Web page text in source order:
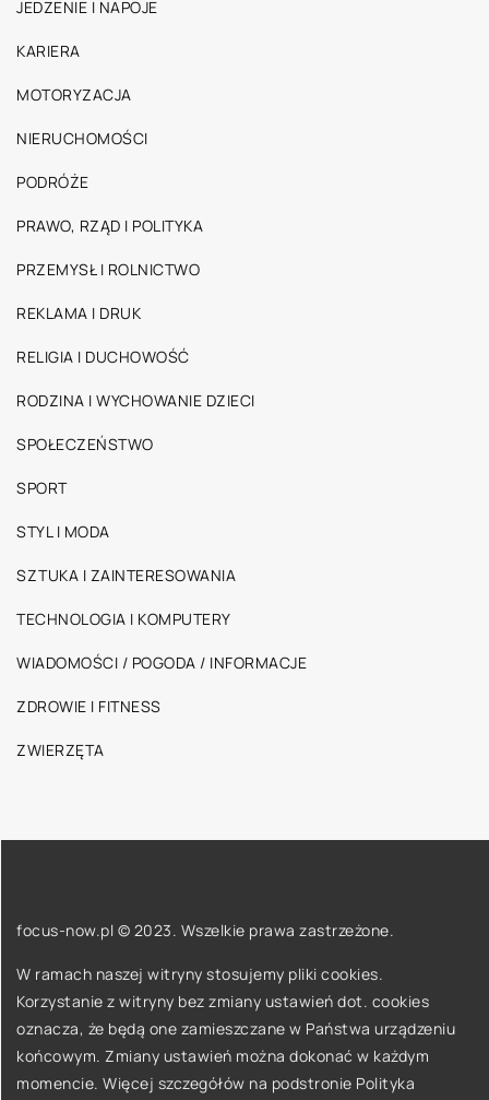
JEDZENIE I NAPOJE
KARIERA
MOTORYZACJA
NIERUCHOMOŚCI
PODRÓŻE
PRAWO, RZĄD I POLITYKA
PRZEMYSŁ I ROLNICTWO
REKLAMA I DRUK
RELIGIA I DUCHOWOŚĆ
RODZINA I WYCHOWANIE DZIECI
SPOŁECZEŃSTWO
SPORT
STYL I MODA
SZTUKA I ZAINTERESOWANIA
TECHNOLOGIA I KOMPUTERY
WIADOMOŚCI / POGODA / INFORMACJE
ZDROWIE I FITNESS
ZWIERZĘTA
focus-now.pl © 2023. Wszelkie prawa zastrzeżone.
W ramach naszej witryny stosujemy pliki cookies.
Korzystanie z witryny bez zmiany ustawień dot. cookies
oznacza, że będą one zamieszczane w Państwa urządzeniu
końcowym. Zmiany ustawień można dokonać w każdym
momencie. Więcej szczegółów na podstronie Polityka